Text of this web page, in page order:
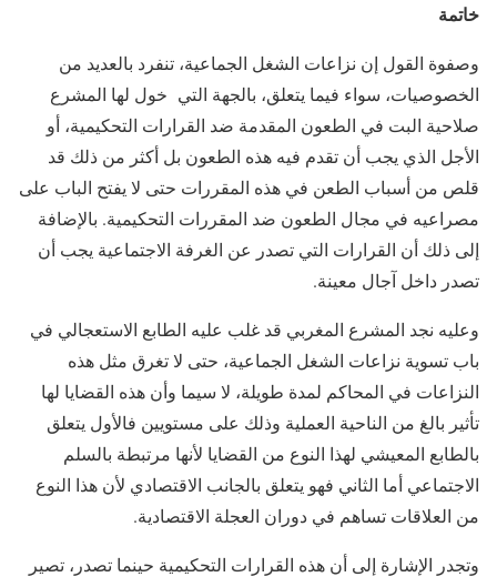
خاتمة
وصفوة القول إن نزاعات الشغل الجماعية، تنفرد بالعديد من
الخصوصيات، سواء فيما يتعلق، بالجهة التي خول لها المشرع
صلاحية البت في الطعون المقدمة ضد القرارات التحكيمية، أو
الأجل الذي يجب أن تقدم فيه هذه الطعون بل أكثر من ذلك قد
قلص من أسباب الطعن في هذه المقررات حتى لا يفتح الباب على
مصراعيه في مجال الطعون ضد المقررات التحكيمية. بالإضافة
إلى ذلك أن القرارات التي تصدر عن الغرفة الاجتماعية يجب أن
تصدر داخل آجال معينة.
وعليه نجد المشرع المغربي قد غلب عليه الطابع الاستعجالي في
باب تسوية نزاعات الشغل الجماعية، حتى لا تغرق مثل هذه
النزاعات في المحاكم لمدة طويلة، لا سيما وأن هذه القضايا لها
تأثير بالغ من الناحية العملية وذلك على مستويين فالأول يتعلق
بالطابع المعيشي لهذا النوع من القضايا لأنها مرتبطة بالسلم
الاجتماعي أما الثاني فهو يتعلق بالجانب الاقتصادي لأن هذا النوع
من العلاقات تساهم في دوران العجلة الاقتصادية.
وتجدر الإشارة إلى أن هذه القرارات التحكيمية حينما تصدر، تصير